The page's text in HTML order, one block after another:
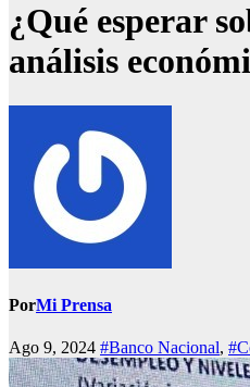
¿Qué esperar
análisis
PorMi Prensa
Ago 9, 2024 #Banco Nacional,